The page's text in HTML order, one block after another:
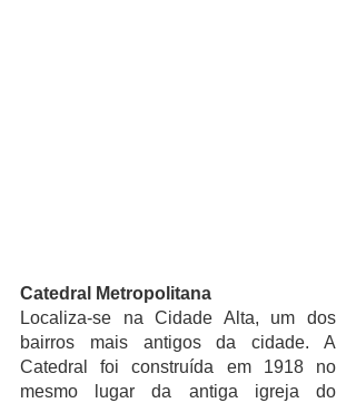
Catedral Metropolitana
Localiza-se na Cidade Alta, um dos
bairros mais antigos da cidade. A
Catedral foi construída em 1918 no
mesmo lugar da antiga igreja do